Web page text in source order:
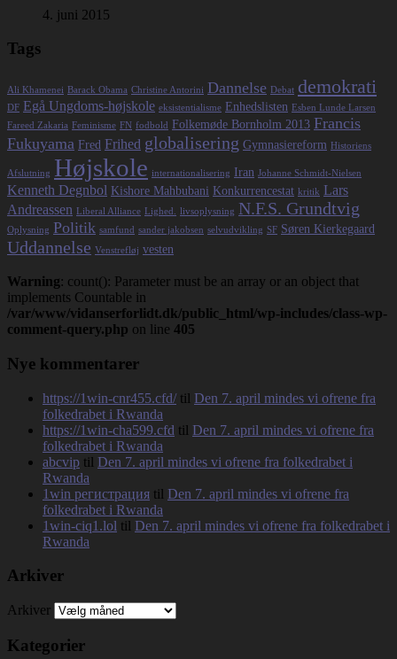
4. juni 2015
Tags
Ali Khamenei Barack Obama Christine Antorini Dannelse Debat demokrati
DF Egå Ungdoms-højskole eksistentialisme Enhedslisten Esben Lunde Larsen
Fareed Zakaria Feminisme FN fodbold Folkemøde Bornholm 2013 Francis
Fukuyama Fred Frihed globalisering Gymnasiereform Historiens
Afslutning Højskole internationalisering Iran Johanne Schmidt-Nielsen
Kenneth Degnbol Kishore Mahbubani Konkurrencestat kritik Lars
Andreassen Liberal Alliance Lighed. livsoplysning N.F.S. Grundtvig
Oplysning Politik samfund sander jakobsen selvudvikling SF Søren Kierkegaard
Uddannelse Venstrefløj vesten
Warning: count(): Parameter must be an array or an object that
implements Countable in
/var/www/vidanserforlidt.dk/public_html/wp-includes/class-wp-
comment-query.php on line 405
Nye kommentarer
https://1win-cnr455.cfd/til Den 7. april mindes vi ofrene fra
folkedrabet i Rwanda
https://1win-cha599.cfd til Den 7. april mindes vi ofrene fra
folkedrabet i Rwanda
abcvip til Den 7. april mindes vi ofrene fra folkedrabet i
Rwanda
1win регистрация til Den 7. april mindes vi ofrene fra
folkedrabet i Rwanda
1win-ciq1.lol til Den 7. april mindes vi ofrene fra folkedrabet i
Rwanda
Arkiver
Arkiver
Kategorier